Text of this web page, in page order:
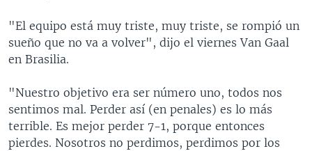
"El equipo está muy triste, muy triste, se rompió un
sueño que no va a volver", dijo el viernes Van Gaal
en Brasilia.
"Nuestro objetivo era ser número uno, todos nos
sentimos mal. Perder así (en penales) es lo más
terrible. Es mejor perder 7-1, porque entonces
pierdes. Nosotros no perdimos, perdimos por los